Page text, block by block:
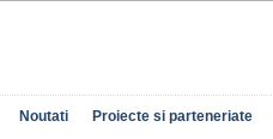
Noutati Proiecte si parteneriate